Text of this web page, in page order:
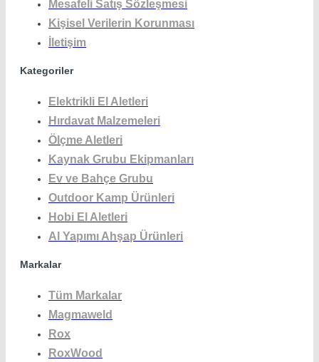
Mesafeli Satış Sözleşmesi
Kişisel Verilerin Korunması
İletişim
Kategoriler
Elektrikli El Aletleri
Hırdavat Malzemeleri
Ölçme Aletleri
Kaynak Grubu Ekipmanları
Ev ve Bahçe Grubu
Outdoor Kamp Ürünleri
Hobi El Aletleri
Al Yapımı Ahşap Ürünleri
Markalar
Tüm Markalar
Magmaweld
Rox
RoxWood